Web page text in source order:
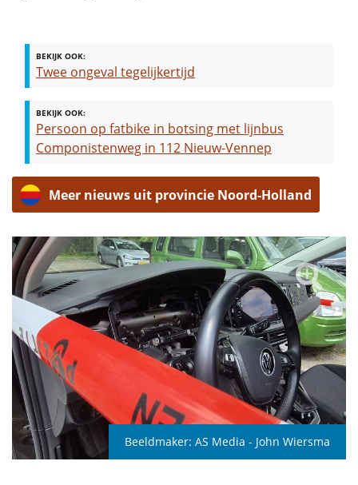
BEKIJK OOK:
Twee ongeval tegelijkertijd
BEKIJK OOK:
Persoon op fatbike in botsing met lijnbus
Componistenweg in 112 Nieuw-Vennep
Meer nieuws uit provincie Noord-Holland
Beeldmaker: AS Media - John Wiersma